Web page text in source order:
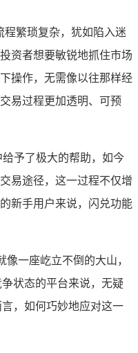
繁琐复杂，犹如陷入迷
资者想要敏锐地抓住市场
操作，无需像以往那样经
易过程更加透明、可预
予了极大的帮助，如今
易途径，这一过程不仅增
的新手用户来说，闪兑功能
一座屹立不倒的大山，
状态的平台来说，无疑
，如何巧妙地应对这一